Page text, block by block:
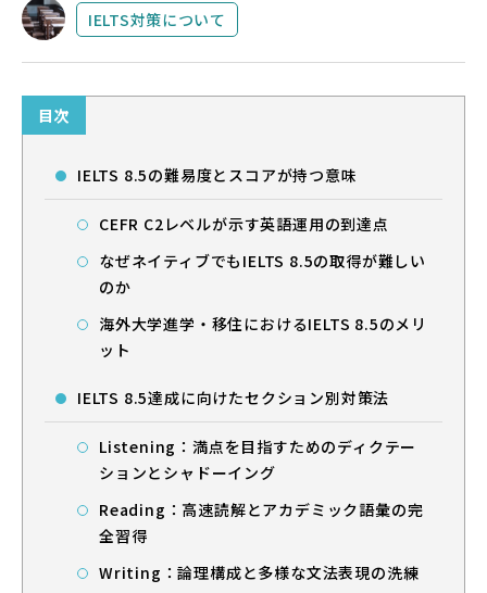
IELTS対策について
目次
IELTS 8.5の難易度とスコアが持つ意味
CEFR C2レベルが示す英語運用の到達点
なぜネイティブでもIELTS 8.5の取得が難しい
のか
海外大学進学・移住におけるIELTS 8.5のメリ
ット
IELTS 8.5達成に向けたセクション別対策法
Listening：満点を目指すためのディクテー
ションとシャドーイング
Reading：高速読解とアカデミック語彙の完
全習得
Writing：論理構成と多様な文法表現の洗練